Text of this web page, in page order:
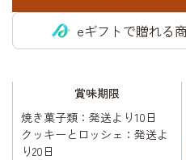
eギフトで贈れる
賞味期限
焼き菓子類：発送より10日
クッキーとロッシェ：発送よ
り20日